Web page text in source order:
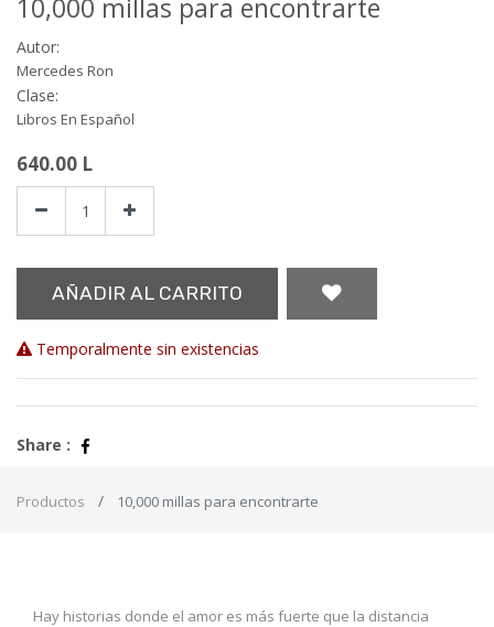
10,000 millas para encontrarte
Autor:
Mercedes Ron
Clase:
Libros En Español
640.00 L
AÑADIR AL CARRITO
Temporalmente sin existencias
Share :
Productos 10,000 millas para encontrarte
Hay historias donde el amor es más fuerte que la distancia